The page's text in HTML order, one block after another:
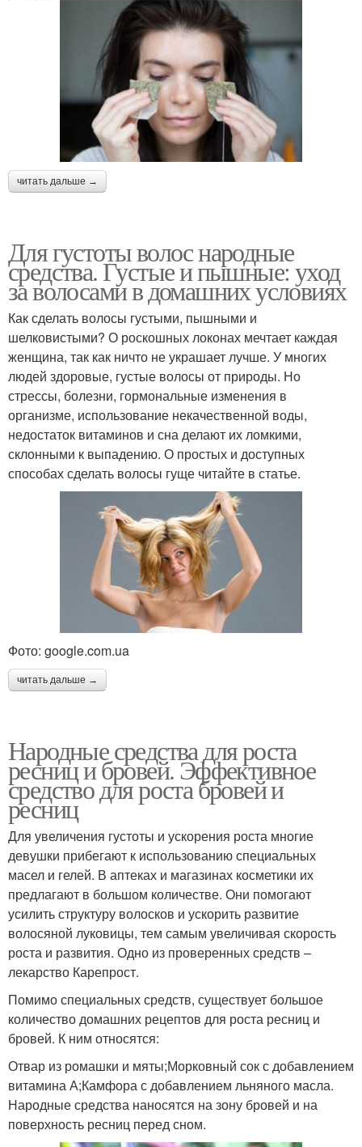
читать дальше →
Для густоты волос народные
средства. Густые и пышные: уход
за волосами в домашних условиях
Как сделать волосы густыми, пышными и
шелковистыми? О роскошных локонах мечтает каждая
женщина, так как ничто не украшает лучше. У многих
людей здоровые, густые волосы от природы. Но
стрессы, болезни, гормональные изменения в
организме, использование некачественной воды,
недостаток витаминов и сна делают их ломкими,
склонными к выпадению. О простых и доступных
способах сделать волосы гуще читайте в статье.
Фото: google.com.ua
читать дальше →
Народные средства для роста
ресниц и бровей. Эффективное
средство для роста бровей и
ресниц
Для увеличения густоты и ускорения роста многие
девушки прибегают к использованию специальных
масел и гелей. В аптеках и магазинах косметики их
предлагают в большом количестве. Они помогают
усилить структуру волосков и ускорить развитие
волосяной луковицы, тем самым увеличивая скорость
роста и развития. Одно из проверенных средств –
лекарство Карепрост.
Помимо специальных средств, существует большое
количество домашних рецептов для роста ресниц и
бровей. К ним относятся:
Отвар из ромашки и мяты;Морковный сок с добавлением
витамина А;Камфора с добавлением льняного масла.
Народные средства наносятся на зону бровей и на
поверхность ресниц перед сном.